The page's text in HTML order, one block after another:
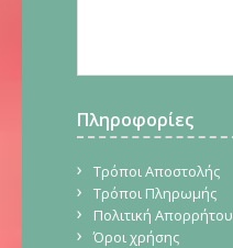
Πληροφορίες
Τρόποι Αποστολής
Τρόποι Πληρωμής
Πολιτική Απορρήτου
Όροι χρήσης